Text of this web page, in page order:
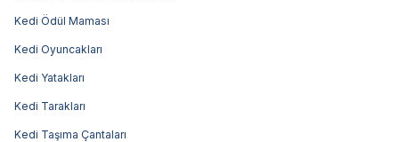
Kedi Ödül Maması
Kedi Oyuncakları
Kedi Yatakları
Kedi Tarakları
Kedi Taşıma Çantaları